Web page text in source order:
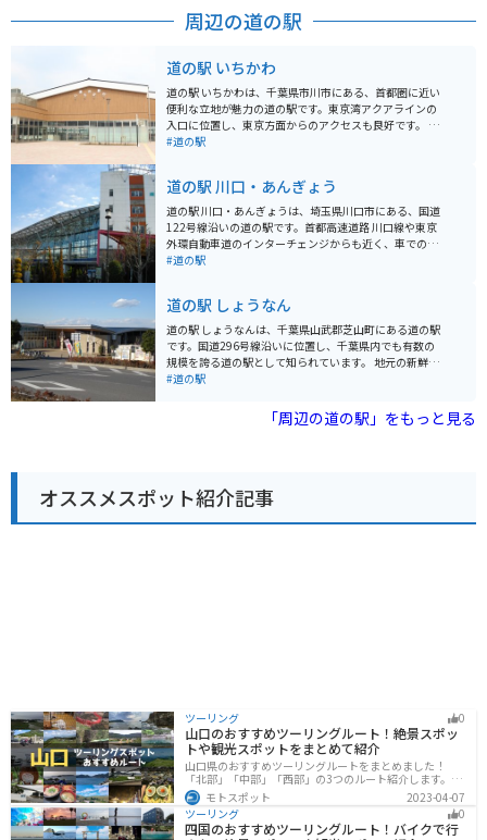
周辺の道の駅
道の駅 いちかわ
道の駅 いちかわは、千葉県市川市にある、首都圏に近い
便利な立地が魅力の道の駅です。東京湾アクアラインの
入口に位置し、東京方面からのアクセスも良好です。 地
元の新鮮な農産物が購入できる直売所は、道の駅 いちか
最適な品々が並びます。 また、レストランでは、地元産
の食材をふんだんに使った料理を楽しむことができま
す。東京湾を一望できる展望デッキも併設されており、
ドライブの休憩に最適です。 バイクで訪れる場合、道の
駅 いちかわには、広々とした駐車場が完備されているの
戸川や国府台など、自然豊かな観光スポットも点在して
います。少し足を延ばせば、東京ディズニーリゾートに
もアクセス可能です。
#道の駅
道の駅 川口・あんぎょう
道の駅 川口・あんぎょうは、埼玉県川口市にある、国道
122号線沿いの道の駅です。首都高速道路 川口線や東京
外環自動車道のインターチェンジからも近く、車でのア
クセスが良好です。 地元農産物の直売所では、新鮮な野
の調理器具も販売しており、お土産に最適です。 また、
食事処では、地元産の食材を使用した料理を楽しむこと
ができます。おすすめは、新鮮な野菜をたっぷり使った
「あんぎょううどん」です。 バイクで訪れる場合、道の
駅に隣接する荒川河川敷には、広々とした無料駐車場が
は、荒川の土手沿いを走るサイクリングロードもあり、
#道の駅
道の駅 しょうなん
道の駅 しょうなんは、千葉県山武郡芝山町にある道の駅
です。国道296号線沿いに位置し、千葉県内でも有数の
規模を誇る道の駅として知られています。 地元の新鮮な
農産物が購入できる農産物直売所や、地元食材を使った
たピーナッツソフトクリームは、道の駅 しょうなんを訪
れたらぜひ味わいたい一品です。 バイクで訪れる場合、
う。 道の駅 しょうなん周辺には、航空科学博物館や成田
ゆめ牧場など、観光スポットも充実しています。少し足
を延ばせば、成田山新勝寺や成田空港なども訪れること
#道の駅
「周辺の道の駅」をもっと見る
オススメスポット紹介記事
ツーリング 0
山口のおすすめツーリングルート！絶景スポッ
トや観光スポットをまとめて紹介
山口県のおすすめツーリングルートをまとめました！
「北部」「中部」「西部」の3つのルート紹介します。美
しい海岸線や山々を楽しむことができます。バイクで山
口県にツーリングに行く際は参考にしてください。
モトスポット
2023-04-07
ツーリング
0
四国のおすすめツーリングルート！バイクで行